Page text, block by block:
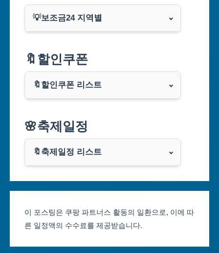
💡보조금24 지역별
부산광역시
대구광역시
인천광역시
광주광역시
대전광역시
🔖할인쿠폰
🔖할인쿠폰 리스트
쿠팡
클룩
🌸축제일정
🔖축제일정 리스트
대구축제 일정
이 포스팅은 쿠팡 파트너스 활동의 일환으로, 이에 따
른 일정액의 수수료를 제공받습니다.